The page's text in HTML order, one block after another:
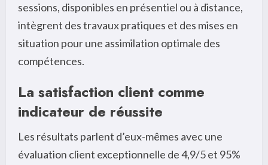
sessions, disponibles en présentiel ou à distance,
intègrent des travaux pratiques et des mises en
situation pour une assimilation optimale des
compétences.
La satisfaction client comme
indicateur de réussite
Les résultats parlent d’eux-mêmes avec une
évaluation client exceptionnelle de 4,9/5 et 95%